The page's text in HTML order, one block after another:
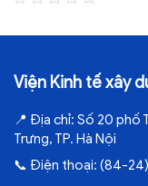
Viện Kinh tế xây
📍 Địa chỉ: Số 20 phố
Trưng, TP. Hà Nội
📞 Điện thoại: (84-